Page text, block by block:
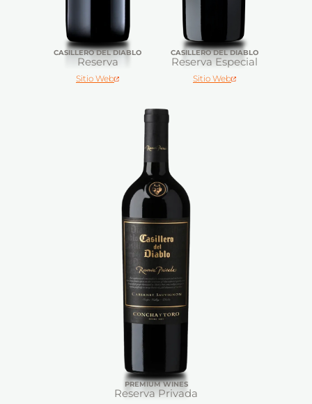
CASILLERO DEL DIABLO
Reserva
Sitio Web
CASILLERO DEL DIABLO
Reserva Especial
Sitio Web
PREMIUM WINES
Reserva Privada